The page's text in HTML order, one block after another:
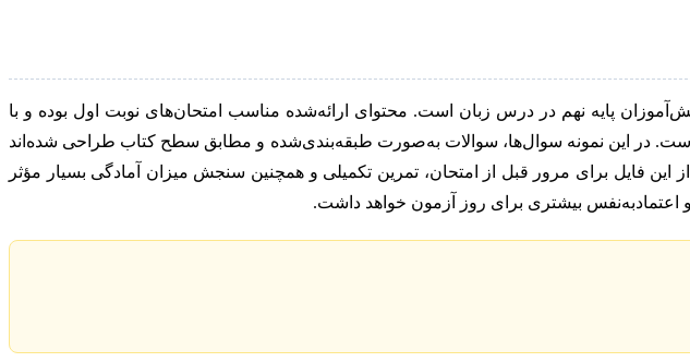
برای آمادگی دانش‌آموزان پایه نهم در درس زبان است. محتوای ارائه‌شده مناسب امتحان‌های نوبت اول بوده و با
در این نمونه سوال‌ها، سوالات به‌صورت طبقه‌بندی‌شده و مطابق سطح کتاب طراحی شده‌اند
این فایل برای مرور قبل از امتحان، تمرین تکمیلی و همچنین سنجش میزان آمادگی بسیار مؤثر
اعتمادبه‌نفس بیشتری برای روز آزمون خواهد داشت.